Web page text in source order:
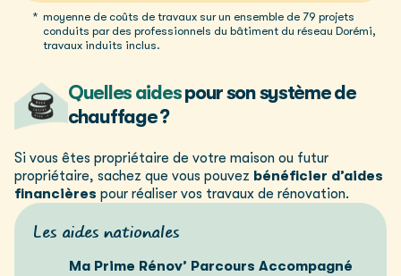
moyenne de coûts de travaux sur un ensemble de 79 projets
conduits par des professionnels du bâtiment du réseau Dorémi,
travaux induits inclus.
Quelles aidespour son système de
chauffage ?
Si vous êtes propriétaire de votre maison ou futur
propriétaire, sachez que vous pouvez bénéficier d’aides
financières pour réaliser vos travaux de rénovation.
Les aides nationales
Ma Prime Rénov’ Parcours Accompagné